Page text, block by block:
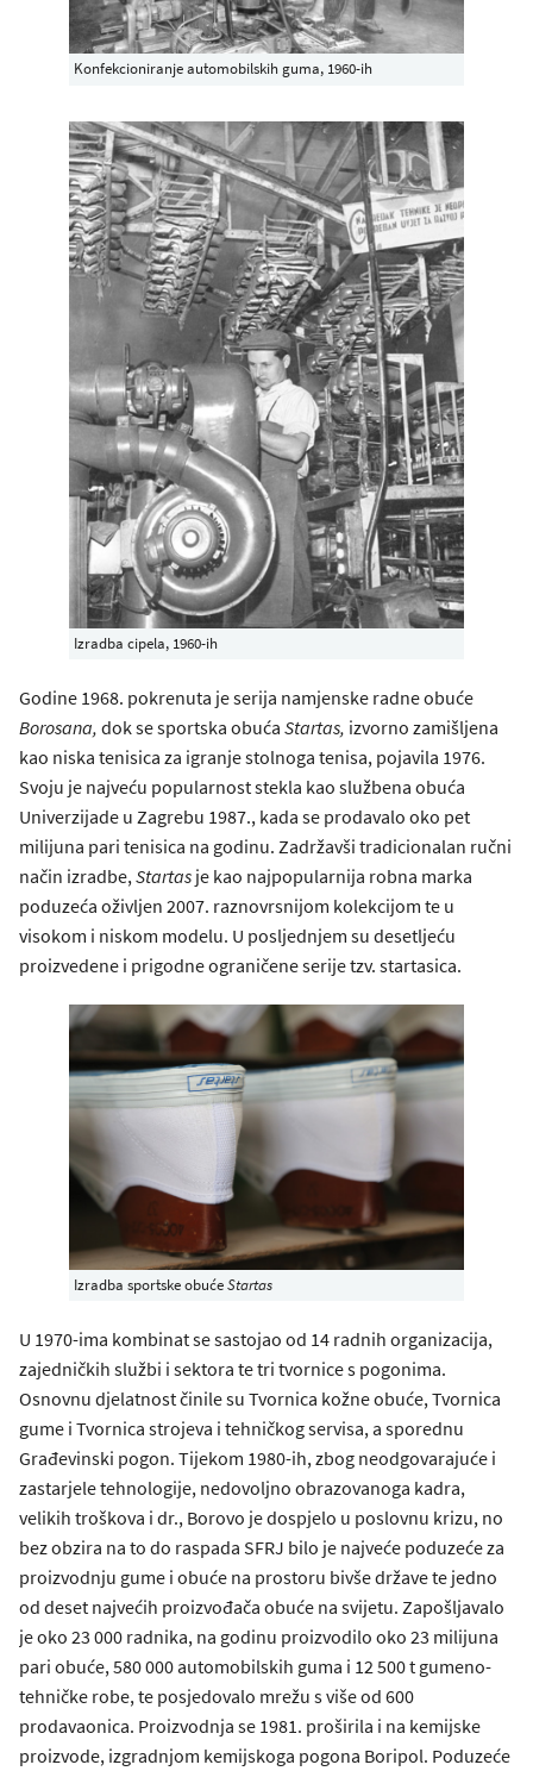
Konfekcioniranje automobilskih guma, 1960-ih
Izradba cipela, 1960-ih
Godine 1968. pokrenuta je serija namjenske radne obuće
Borosana, dok se sportska obuća Startas, izvorno zamišljena
kao niska tenisica za igranje stolnoga tenisa, pojavila 1976.
Svoju je najveću popularnost stekla kao službena obuća
Univerzijade u Zagrebu 1987., kada se prodavalo oko pet
milijuna pari tenisica na godinu. Zadržavši tradicionalan ručni
način izradbe,Startas je kao najpopularnija robna marka
poduzeća oživljen 2007. raznovrsnijom kolekcijom te u
visokom i niskom modelu. U posljednjem su desetljeću
proizvedene i prigodne ograničene serije tzv. startasica.
Izradba sportske obućeStartas
U 1970-ima kombinat se sastojao od 14 radnih organizacija,
zajedničkih službi i sektora te tri tvornice s pogonima.
Osnovnu djelatnost činile su Tvornica kožne obuće, Tvornica
gume i Tvornica strojeva i tehničkog servisa, a sporednu
Građevinski pogon. Tijekom 1980-ih, zbog neodgovarajuće i
zastarjele tehnologije, nedovoljno obrazovanoga kadra,
velikih troškova i dr., Borovo je dospjelo u poslovnu krizu, no
bez obzira na to do raspada SFRJ bilo je najveće poduzeće za
proizvodnju gume i obuće na prostoru bivše države te jedno
od deset najvećih proizvođača obuće na svijetu. Zapošljavalo
je oko 23 000 radnika, na godinu proizvodilo oko 23 milijuna
pari obuće, 580 000 automobilskih guma i 12 500 t gumeno-
tehničke robe, te posjedovalo mrežu s više od 600
prodavaonica. Proizvodnja se 1981. proširila i na kemijske
proizvode, izgradnjom kemijskoga pogona Boripol. Poduzeće